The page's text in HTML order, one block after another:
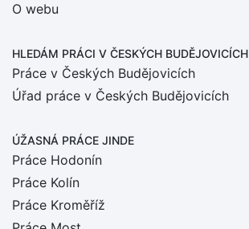
O webu
HLEDÁM PRÁCI V ČESKÝCH BUDĚJOVICÍCH
Práce v Českých Budějovicích
Úřad práce v Českých Budějovicích
ÚŽASNÁ PRÁCE JINDE
Práce Hodonín
Práce Kolín
Práce Kroměříž